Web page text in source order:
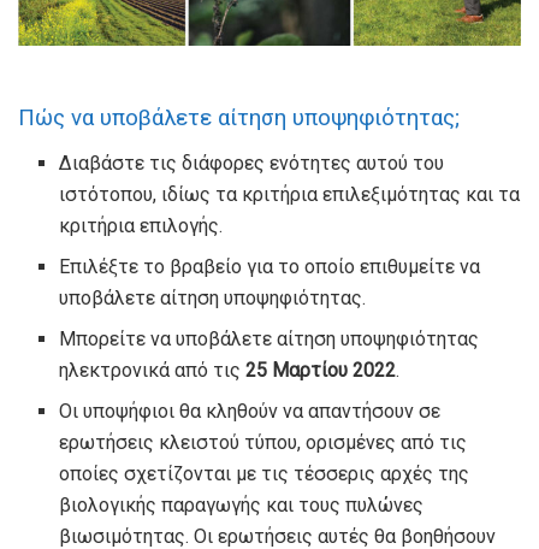
Πώς να υποβάλετε αίτηση υποψηφιότητας;
Διαβάστε τις διάφορες ενότητες αυτού του
ιστότοπου, ιδίως τα κριτήρια επιλεξιμότητας και τα
κριτήρια επιλογής.
Επιλέξτε το βραβείο για το οποίο επιθυμείτε να
υποβάλετε αίτηση υποψηφιότητας.
Μπορείτε να υποβάλετε αίτηση υποψηφιότητας
ηλεκτρονικά από τις25 Μαρτίου 2022.
Οι υποψήφιοι θα κληθούν να απαντήσουν σε
ερωτήσεις κλειστού τύπου, ορισμένες από τις
οποίες σχετίζονται με τις τέσσερις αρχές της
βιολογικής παραγωγής και τους πυλώνες
βιωσιμότητας. Οι ερωτήσεις αυτές θα βοηθήσουν